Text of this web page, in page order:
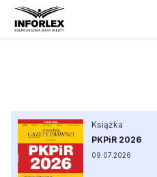
Książka
PKPiR 2026
09.07.2026